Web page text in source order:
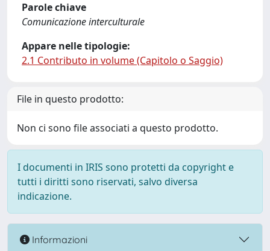
Parole chiave
Comunicazione interculturale
Appare nelle tipologie:
2.1 Contributo in volume (Capitolo o Saggio)
File in questo prodotto:
Non ci sono file associati a questo prodotto.
I documenti in IRIS sono protetti da copyright e
tutti i diritti sono riservati, salvo diversa
indicazione.
Informazioni